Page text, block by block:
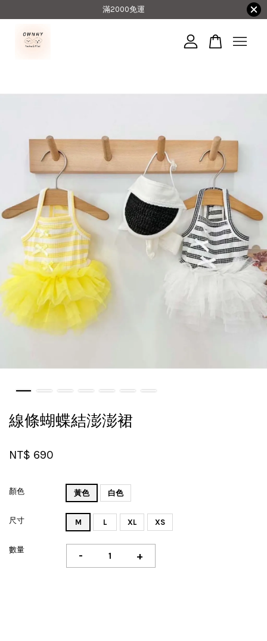
滿2000免運
線條蝴蝶結澎澎裙
NT$ 690
顏色 黃色 白色
尺寸 M L XL XS
數量 - +